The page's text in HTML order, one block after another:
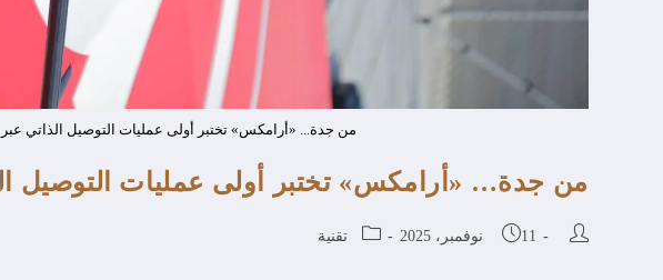
من جدة... «أرامكس» تختبر أولى عمليات التوصيل الذاتي
من جدة… «أرامكس» تختبر أولى عمليات التوصيل
11 نوفمبر، 2025 تقنية